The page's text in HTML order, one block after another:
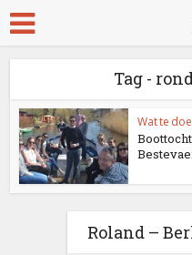
Tag -
Wat te
Roland –